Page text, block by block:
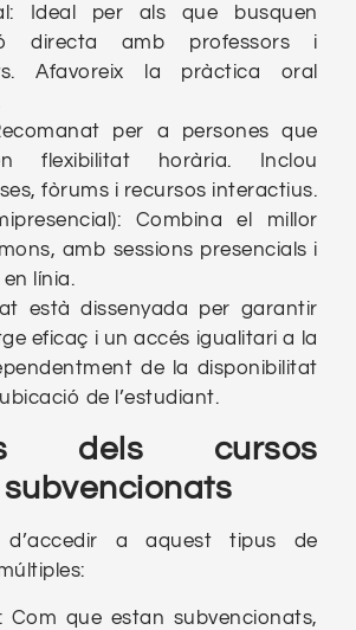
Ideal per als que busquen
directa amb professors i
Afavoreix la pràctica oral
per a persones que
flexibilitat horària. Inclou
fòrums i recursos interactius.
Combina el millor
amb sessions presencials i
línia.
està dissenyada per garantir
eficaç i un accés igualitari a la
de la disponibilitat
de l’estudiant.
dels cursos
subvencionats
d’accedir a aquest tipus de
Com que estan subvencionats,